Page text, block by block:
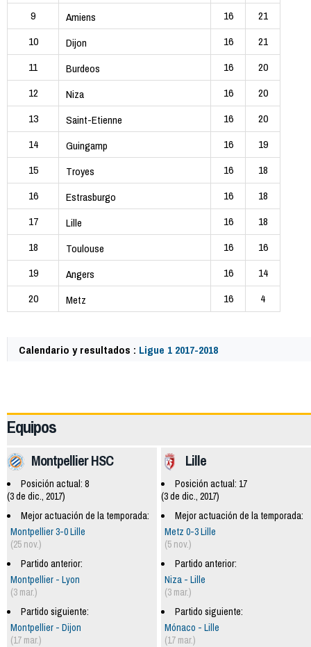
9
Amiens 16
21
10
Dijon 16
21
11
Burdeos 16
20
12
Niza 16
20
13
Saint-Etienne 16
20
14
Guingamp 16
19
15
Troyes 16
18
16
Estrasburgo 16
18
17
Lille 16
18
18
Toulouse 16
16
19
Angers 16
14
20
Metz 16 4
Calendario y resultados : Ligue 1 2017-2018
Equipos
Lille
Posición actual: 17
(3 de dic., 2017)
Mejor actuación de la temporada:
Metz 0-3 Lille
(5 nov.)
Partido anterior:
Niza - Lille
(3 mar.)
Partido siguiente:
Mónaco - Lille
(17 mar.)
Montpellier HSC
Posición actual: 8
(3 de dic., 2017)
Mejor actuación de la temporada:
Montpellier 3-0 Lille
(25 nov.)
Partido anterior:
Montpellier - Lyon
(3 mar.)
Partido siguiente:
Montpellier - Dijon
(17 mar.)